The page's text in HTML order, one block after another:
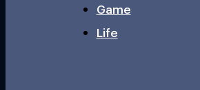
Game
Life